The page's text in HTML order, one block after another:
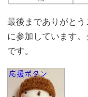
最後までありがと
に参加しています
です。